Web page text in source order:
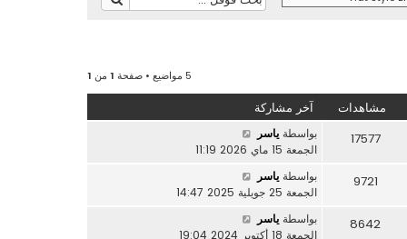
5 مواضيع • صفحة 1 من 1
مشاهدات آخر مشاركة
17577 بواسطة ياسر
الجمعة 15 ماي 2026 11:19
9721 بواسطة ياسر
الجمعة 25 جويلية 2025 14:47
8642 بواسطة ياسر
الجمعة 18 أكتوبر 2024 19:04